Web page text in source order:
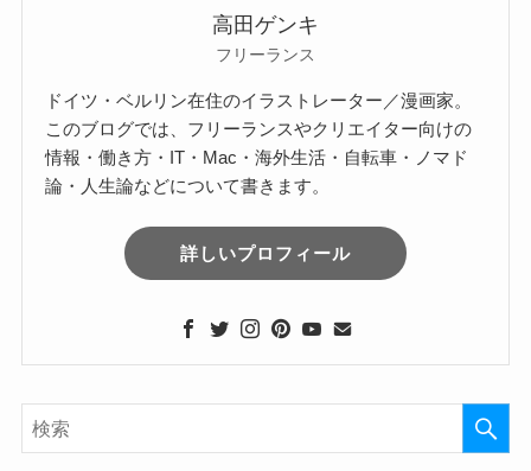
高田ゲンキ
フリーランス
ドイツ・ベルリン在住のイラストレーター／漫画家。
このブログでは、フリーランスやクリエイター向けの
情報・働き方・IT・Mac・海外生活・自転車・ノマド
論・人生論などについて書きます。
詳しいプロフィール